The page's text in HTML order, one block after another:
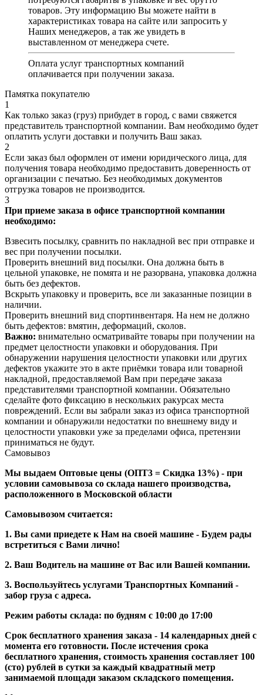
товаров. Эту информацию Вы можете найти в
характеристиках товара на сайте или запросить у
Наших менеджеров, а так же увидеть в
выставленном от менеджера счете.
Оплата услуг транспортных компаний
оплачивается при получении заказа.
Памятка покупателю
1
Как только заказ (груз) прибудет в город, с вами свяжется
представитель транспортной компании. Вам необходимо будет
оплатить услуги доставки и получить Ваш заказ.
2
Если заказ был оформлен от имени юридического лица, для
получения товара необходимо предоставить доверенность от
организации с печатью. Без необходимых документов
отгрузка товаров не производится.
3
При приеме заказа в офисе транспортной компании
необходимо:
Взвесить посылку, сравнить по накладной вес при отправке и
вес при получении посылки.
Проверить внешний вид посылки. Она должна быть в
цельной упаковке, не помята и не разорвана, упаковка должна
быть без дефектов.
Вскрыть упаковку и проверить, все ли заказанные позиции в
наличии.
Проверить внешний вид спортинвентаря. На нем не должно
быть дефектов: вмятин, деформаций, сколов.
Важно: внимательно осматривайте товары при получении на
предмет целостности упаковки и оборудования. При
обнаружении нарушения целостности упаковки или других
дефектов укажите это в акте приёмки товара или товарной
накладной, предоставляемой Вам при передаче заказа
представителями транспортной компании. Обязательно
сделайте фото фиксацию в нескольких ракурсах места
повреждений. Если вы забрали заказ из офиса транспортной
компании и обнаружили недостатки по внешнему виду и
целостности упаковки уже за пределами офиса, претензии
приниматься не будут.
Самовывоз
Мы выдаем Оптовые цены (ОПТ3 = Скидка 13%) - при
условии самовывоза со склада нашего производства,
расположенного в Московской области
Самовывозом считается:
1. Вы сами приедете к Нам на своей машине - Будем рады
встретиться с Вами лично!
2. Ваш Водитель на машине от Вас или Вашей компании.
3. Воспользуйтесь услугами Транспортных Компаний -
забор груза с адреса.
Режим работы склада: по будням с 10:00 до 17:00
Срок бесплатного хранения заказа - 14 календарных дней с
момента его готовности. После истечения срока
бесплатного хранения, стоимость хранения составляет 100
(сто) рублей в сутки за каждый квадратный метр
занимаемой площади заказом складского помещения.